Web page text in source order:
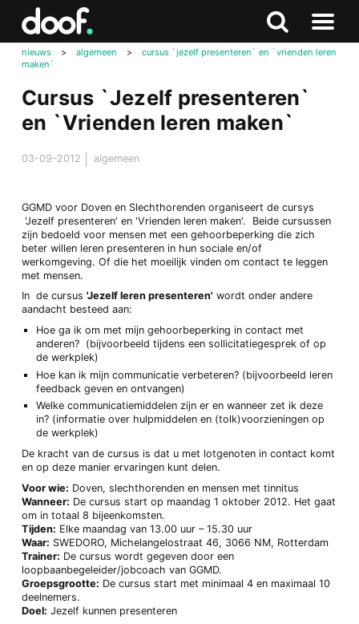
Zoeken
Naar
menu
nieuws > algemeen >
cursus `jezelf presenteren` en `vrienden leren
maken`
Cursus `Jezelf presenteren`
en `Vrienden leren maken`
03-09-2012 algemeen
GGMD voor Doven en Slechthorenden organiseert de cursys
'Jezelf presenteren' en 'Vrienden leren maken'. Beide cursussen
zijn bedoeld voor mensen met een gehoorbeperking die zich
beter willen leren presenteren in hun sociale en/of
werkomgeving. Of die het moeilijk vinden om contact te leggen
met mensen.
In de cursus 'Jezelf leren presenteren' wordt onder andere
aandacht besteed aan:
Hoe ga ik om met mijn gehoorbeperking in contact met
anderen? (bijvoorbeeld tijdens een sollicitatiegesprek of op
de werkplek)
Hoe kan ik mijn communicatie verbeteren? (bijvoorbeeld leren
feedback geven en ontvangen)
Welke communicatiemiddelen zijn er en wanneer zet ik deze
in? (informatie over hulpmiddelen en (tolk)voorzieningen op
de werkplek)
De kracht van de cursus is dat u met lotgenoten in contact komt
en op deze manier ervaringen kunt delen.
Voor wie: Doven, slechthorenden en mensen met tinnitus
Wanneer: De cursus start op maandag 1 oktober 2012. Het gaat
om in totaal 8 bijeenkomsten.
Tijden: Elke maandag van 13.00 uur – 15.30 uur
Waar: SWEDORO, Michelangelostraat 46, 3066 NM, Rotterdam
Trainer: De cursus wordt gegeven door een
loopbaanbegeleider/jobcoach van GGMD.
Groepsgrootte: De cursus start met minimaal 4 en maximaal 10
deelnemers.
Doel: Jezelf kunnen presenteren
Doof.nl
Zoeken
naar